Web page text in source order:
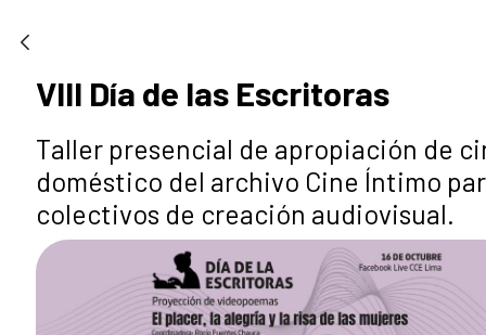
VIII Día de las Escritoras
Taller presencial de apropiación de
doméstico del archivo Cine Íntimo
colectivos de creación audiovisual.